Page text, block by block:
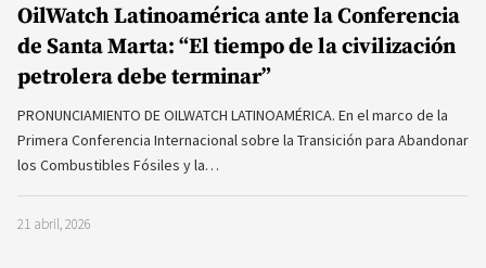
OilWatch Latinoamérica ante la Conferencia
de Santa Marta: “El tiempo de la civilización
petrolera debe terminar”
PRONUNCIAMIENTO DE OILWATCH LATINOAMÉRICA. En el marco de la
Primera Conferencia Internacional sobre la Transición para Abandonar
los Combustibles Fósiles y la…
21 abril, 2026